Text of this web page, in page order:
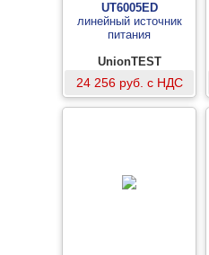
UT6005ED
линейный источник
питания
UnionTEST
24 256 руб. с НДС